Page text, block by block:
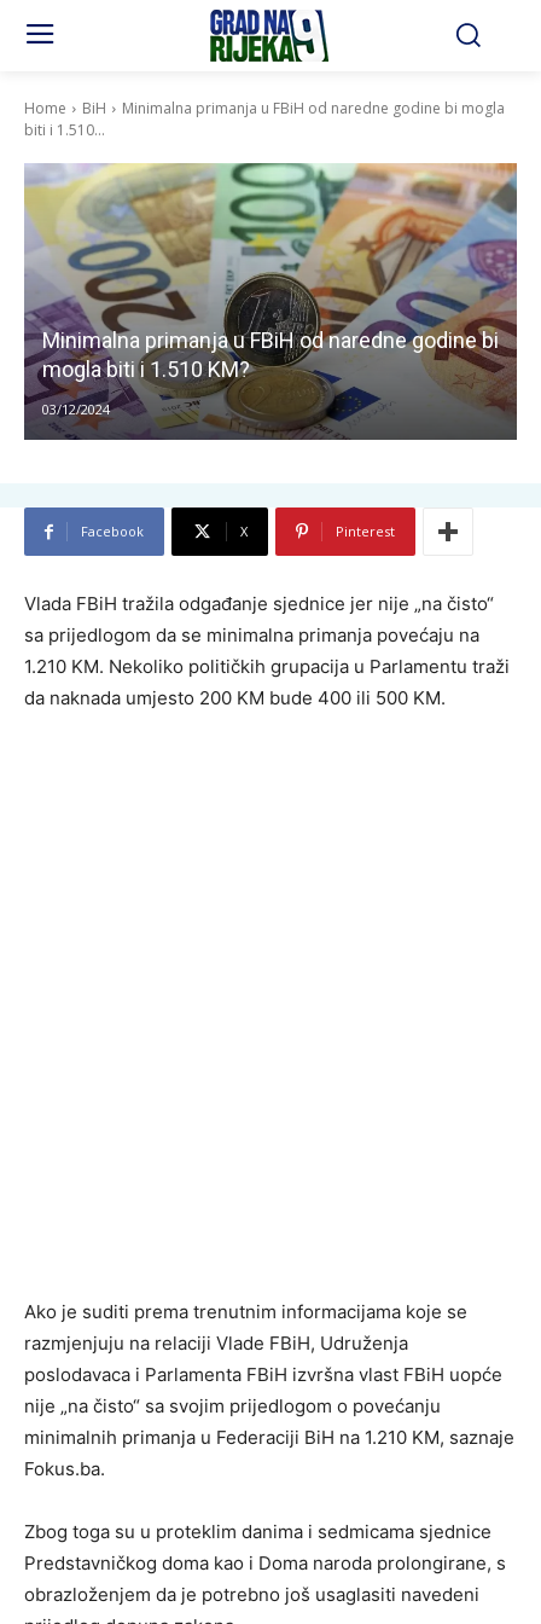
Home BiH
Minimalna primanja u FBiH od naredne godine bi mogla
biti i 1.510...
Minimalna primanja u FBiH od naredne godine bi
mogla biti i 1.510 KM?
03/12/2024
Facebook X Pinterest
Vlada FBiH tražila odgađanje sjednice jer nije „na čisto“
sa prijedlogom da se minimalna primanja povećaju na
1.210 KM. Nekoliko političkih grupacija u Parlamentu traži
da naknada umjesto 200 KM bude 400 ili 500 KM.
Ako je suditi prema trenutnim informacijama koje se
razmjenjuju na relaciji Vlade FBiH, Udruženja
poslodavaca i Parlamenta FBiH izvršna vlast FBiH uopće
nije „na čisto“ sa svojim prijedlogom o povećanju
minimalnih primanja u Federaciji BiH na 1.210 KM, saznaje
Fokus.ba.
Zbog toga su u proteklim danima i sedmicama sjednice
Predstavničkog doma kao i Doma naroda prolongirane, s
obrazloženjem da je potrebno još usaglasiti navedeni